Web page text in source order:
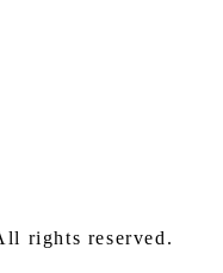
rights reserved.